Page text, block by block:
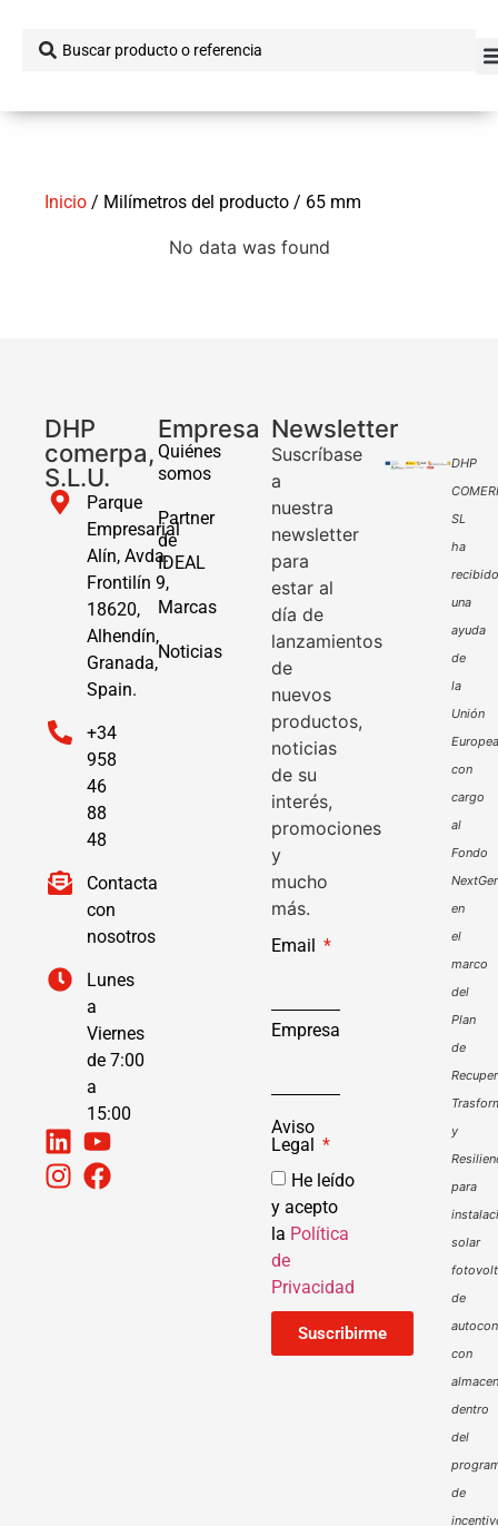
Inicio / Milímetros del producto / 65 mm
No data was found
DHP
comerpa,
S.L.U.
Parque
Empresarial
Alín, Avda.
Frontilín 9,
18620,
Alhendín,
Granada,
Spain.
+34
958
46
88
48
Contacta
con
nosotros
Lunes
a
Viernes
de 7:00
a
15:00
Empresa
Quiénes
somos
Partner
de
IDEAL
Marcas
Noticias
Newsletter
Suscríbase
a
nuestra
newsletter
para
estar al
día de
lanzamientos
de
nuevos
productos,
noticias
de su
interés,
promociones
y
mucho
más.
Email
Empresa
Aviso
Legal
He leído
y acepto
la Política
de
Privacidad
Suscribirme
DHP
SL
ha
recibido
una
ayuda
de
la
Unión
Europea
con
cargo
al
Fondo
en
el
marco
del
Plan
de
y
para
solar
de
con
dentro
del
de